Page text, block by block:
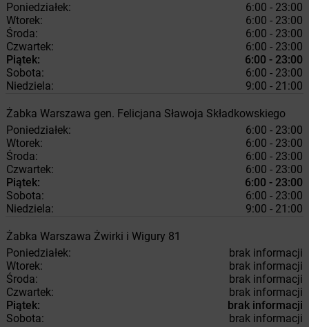
Poniedziałek:
6:00 - 23:00
Wtorek:
6:00 - 23:00
Środa:
6:00 - 23:00
Czwartek:
6:00 - 23:00
Piątek:
6:00 - 23:00
Sobota:
6:00 - 23:00
Niedziela:
9:00 - 21:00
Żabka Warszawa gen. Felicjana Sławoja Składkowskiego
Poniedziałek:
6:00 - 23:00
Wtorek:
6:00 - 23:00
Środa:
6:00 - 23:00
Czwartek:
6:00 - 23:00
Piątek:
6:00 - 23:00
Sobota:
6:00 - 23:00
Niedziela:
9:00 - 21:00
Żabka Warszawa Żwirki i Wigury 81
Poniedziałek:
brak informacji
Wtorek:
brak informacji
Środa:
brak informacji
Czwartek:
brak informacji
Piątek:
brak informacji
Sobota:
brak informacji